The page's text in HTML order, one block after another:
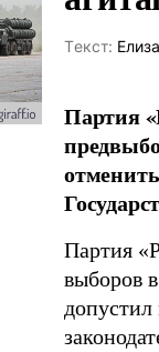
Tекст:
Партия
Партия
выборов
допустил